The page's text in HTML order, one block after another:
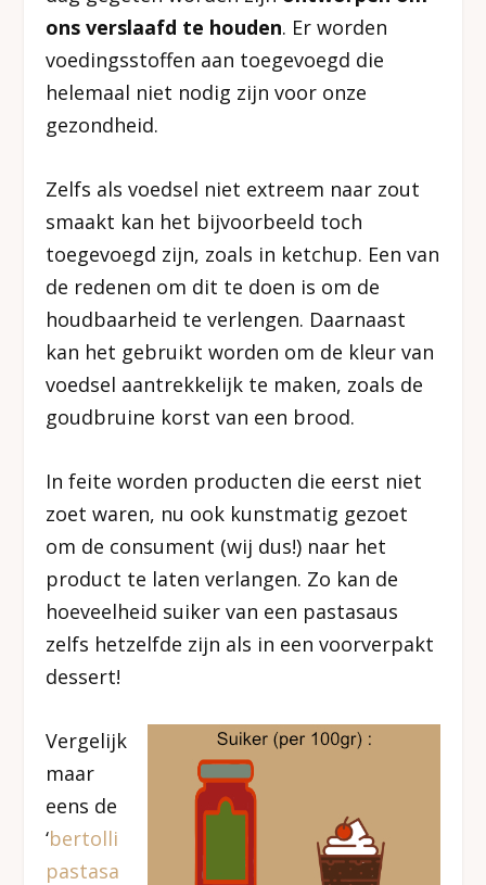
ons verslaafd te houden. Er worden
voedingsstoffen aan toegevoegd die
helemaal niet nodig zijn voor onze
gezondheid.
Zelfs als voedsel niet extreem naar zout
smaakt kan het bijvoorbeeld toch
toegevoegd zijn, zoals in ketchup. Een van
de redenen om dit te doen is om de
houdbaarheid te verlengen. Daarnaast
kan het gebruikt worden om de kleur van
voedsel aantrekkelijk te maken, zoals de
goudbruine korst van een brood.
In feite worden producten die eerst niet
zoet waren, nu ook kunstmatig gezoet
om de consument (wij dus!) naar het
product te laten verlangen. Zo kan de
hoeveelheid suiker van een pastasaus
zelfs hetzelfde zijn als in een voorverpakt
dessert!
Vergelijk
maar
eens de
‘bertolli
pastasa